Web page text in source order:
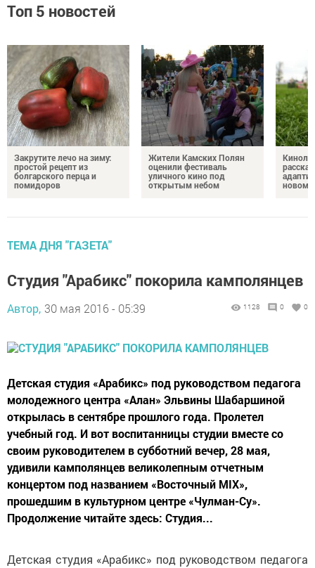
Топ 5 новостей
Закрутите лечо на зиму:
простой рецепт из
болгарского перца и
помидоров
Жители Камских Полян
оценили фестиваль
уличного кино под
открытым небом
ТЕМА ДНЯ "ГАЗЕТА"
Студия "Арабикс" покорила камполянцев
Автор, 30 мая 2016 - 05:39 1128 0 0
Детская студия «Арабикс» под руководством педагога
молодежного центра «Алан» Эльвины Шабаршиной
открылась в сентябре прошлого года. Пролетел
учебный год. И вот воспитанницы студии вместе со
своим руководителем в субботний вечер, 28 мая,
удивили камполянцев великолепным отчетным
концертом под названием «Восточный MIX»,
прошедшим в культурном центре «Чулман-Су».
Продолжение читайте здесь: Студия...
Детская студия «Арабикс» под руководством педагога